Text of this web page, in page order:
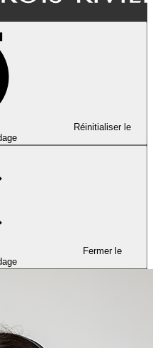
Réinitialiser le
Fermer le